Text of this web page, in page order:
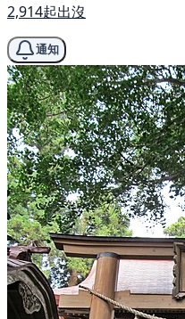
2,914起出沒
通知